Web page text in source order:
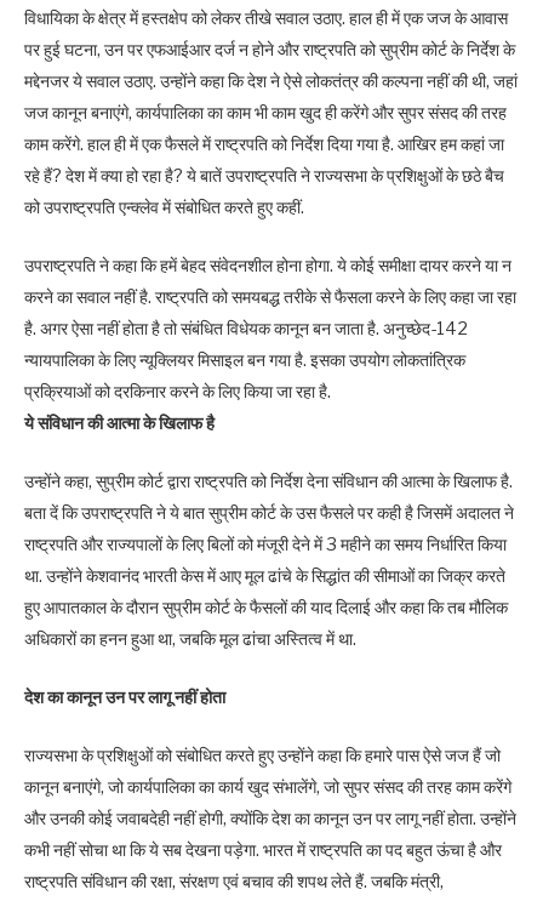
विधायिका के क्षेत्र में हस्तक्षेप को लेकर तीखे सवाल उठाए. हाल ही में एक जज के आवास
पर हुई घटना, उन पर एफआईआर दर्ज न होने और राष्ट्रपति को सुप्रीम कोर्ट के निर्देश के
मद्देनजर ये सवाल उठाए. उन्होंने कहा कि देश ने ऐसे लोकतंत्र की कल्पना नहीं की थी, जहां
जज कानून बनाएंगे, कार्यपालिका का काम भी काम खुद ही करेंगे और सुपर संसद की तरह
काम करेंगे. हाल ही में एक फैसले में राष्ट्रपति को निर्देश दिया गया है. आखिर हम कहां जा
रहे हैं? देश में क्या हो रहा है? ये बातें उपराष्ट्रपति ने राज्यसभा के प्रशिक्षुओं के छठे बैच
को उपराष्ट्रपति एन्क्लेव में संबोधित करते हुए कहीं.
उपराष्ट्रपति ने कहा कि हमें बेहद संवेदनशील होना होगा. ये कोई समीक्षा दायर करने या न
करने का सवाल नहीं है. राष्ट्रपति को समयबद्ध तरीके से फैसला करने के लिए कहा जा रहा
है. अगर ऐसा नहीं होता है तो संबंधित विधेयक कानून बन जाता है. अनुच्छेद-142
न्यायपालिका के लिए न्यूक्लियर मिसाइल बन गया है. इसका उपयोग लोकतांत्रिक
प्रक्रियाओं को दरकिनार करने के लिए किया जा रहा है.
ये संविधान की आत्मा के खिलाफ है
उन्होंने कहा, सुप्रीम कोर्ट द्वारा राष्ट्रपति को निर्देश देना संविधान की आत्मा के खिलाफ है.
बता दें कि उपराष्ट्रपति ने ये बात सुप्रीम कोर्ट के उस फैसले पर कही है जिसमें अदालत ने
राष्ट्रपति और राज्यपालों के लिए बिलों को मंजूरी देने में 3 महीने का समय निर्धारित किया
था. उन्होंने केशवानंद भारती केस में आए मूल ढांचे के सिद्धांत की सीमाओं का जिक्र करते
हुए आपातकाल के दौरान सुप्रीम कोर्ट के फैसलों की याद दिलाई और कहा कि तब मौलिक
अधिकारों का हनन हुआ था, जबकि मूल ढांचा अस्तित्व में था.
देश का कानून उन पर लागू नहीं होता
राज्यसभा के प्रशिक्षुओं को संबोधित करते हुए उन्होंने कहा कि हमारे पास ऐसे जज हैं जो
कानून बनाएंगे, जो कार्यपालिका का कार्य खुद संभालेंगे, जो सुपर संसद की तरह काम करेंगे
और उनकी कोई जवाबदेही नहीं होगी, क्योंकि देश का कानून उन पर लागू नहीं होता. उन्होंने
कभी नहीं सोचा था कि ये सब देखना पड़ेगा. भारत में राष्ट्रपति का पद बहुत ऊंचा है और
राष्ट्रपति संविधान की रक्षा, संरक्षण एवं बचाव की शपथ लेते हैं. जबकि मंत्री,